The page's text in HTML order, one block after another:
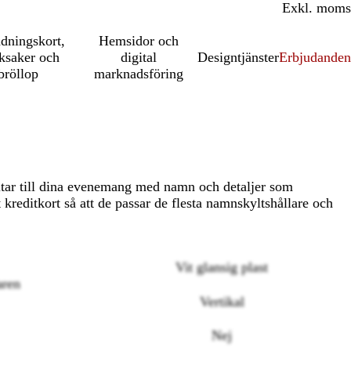
Inkl. moms
Exkl. moms
och
Hemsidor och
digital
marknadsföring
DesigntjänsterErbjudanden
till dina evenemang med namn och detaljer som
så att de passar de flesta namnskyltshållare och
Vit glansig plast
Vertikal
Nej